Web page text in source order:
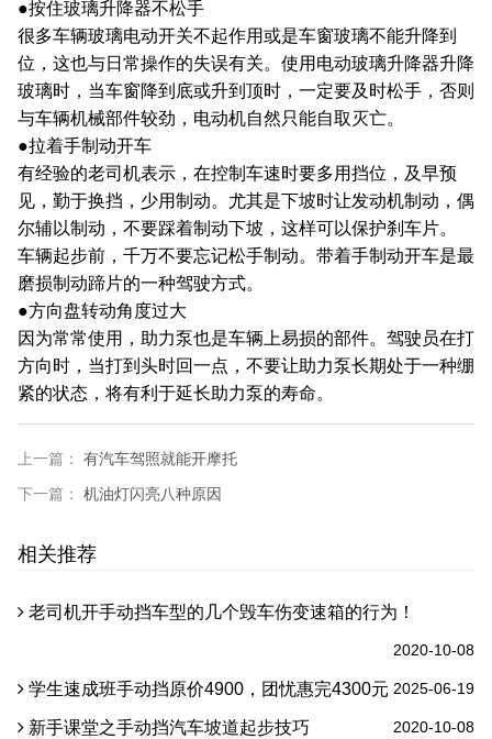
●按住玻璃升降器不松手
很多车辆玻璃电动开关不起作用或是车窗玻璃不能升降到
位，这也与日常操作的失误有关。使用电动玻璃升降器升降
玻璃时，当车窗降到底或升到顶时，一定要及时松手，否则
与车辆机械部件较劲，电动机自然只能自取灭亡。
●拉着手制动开车
有经验的老司机表示，在控制车速时要多用挡位，及早预
见，勤于换挡，少用制动。尤其是下坡时让发动机制动，偶
尔辅以制动，不要踩着制动下坡，这样可以保护刹车片。
车辆起步前，千万不要忘记松手制动。带着手制动开车是最
磨损制动蹄片的一种驾驶方式。
●方向盘转动角度过大
因为常常使用，助力泵也是车辆上易损的部件。驾驶员在打
方向时，当打到头时回一点，不要让助力泵长期处于一种绷
紧的状态，将有利于延长助力泵的寿命。
上一篇：
有汽车驾照就能开摩托
下一篇：
机油灯闪亮八种原因
相关推荐
老司机开手动挡车型的几个毁车伤变速箱的行为！
2020-10-08
学生速成班手动挡原价4900，团忧惠完4300元 2025-06-19
新手课堂之手动挡汽车坡道起步技巧 2020-10-08